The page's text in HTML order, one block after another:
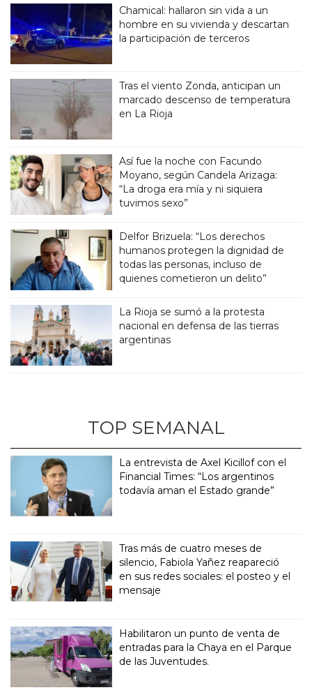
Chamical: hallaron sin vida a un
hombre en su vivienda y descartan
la participación de terceros
Tras el viento Zonda, anticipan un
marcado descenso de temperatura
en La Rioja
Así fue la noche con Facundo
Moyano, según Candela Arizaga:
“La droga era mía y ni siquiera
tuvimos sexo”
Delfor Brizuela: “Los derechos
humanos protegen la dignidad de
todas las personas, incluso de
quienes cometieron un delito”
La Rioja se sumó a la protesta
nacional en defensa de las tierras
argentinas
TOP SEMANAL
La entrevista de Axel Kicillof con el
Financial Times: “Los argentinos
todavía aman el Estado grande”
Tras más de cuatro meses de
silencio, Fabiola Yañez reapareció
en sus redes sociales: el posteo y el
mensaje
Habilitaron un punto de venta de
entradas para la Chaya en el Parque
de las Juventudes.